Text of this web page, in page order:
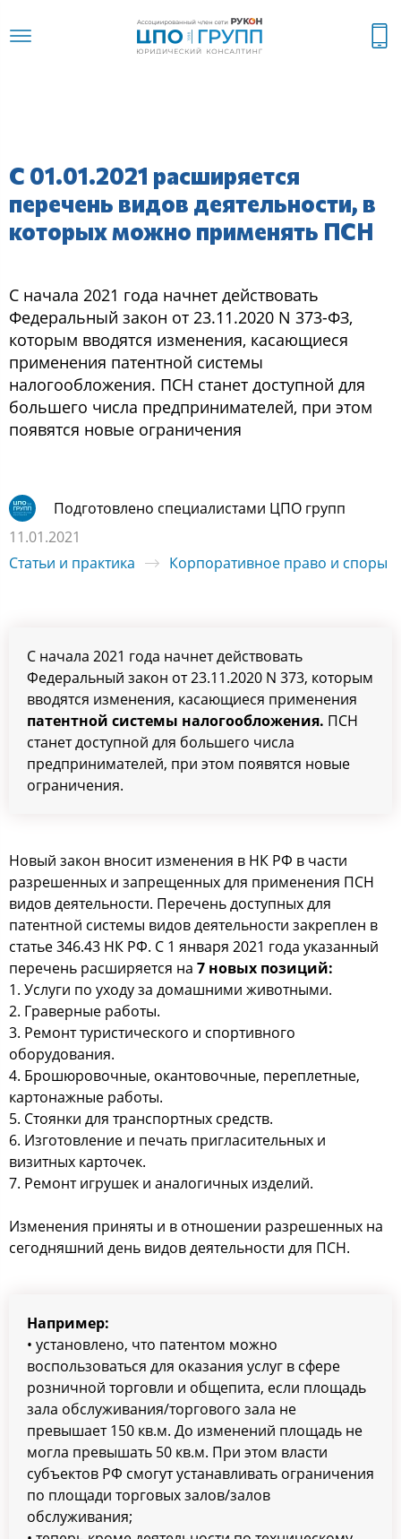
С 01.01.2021 расширяется
перечень видов деятельности, в
которых можно применять ПСН
С начала 2021 года начнет действовать
Федеральный закон от 23.11.2020 N 373-ФЗ,
которым вводятся изменения, касающиеся
применения патентной системы
налогообложения. ПСН станет доступной для
большего числа предпринимателей, при этом
появятся новые ограничения
Подготовлено специалистами ЦПО групп
11.01.2021
Статьи и практика
Корпоративное право и споры
С начала 2021 года начнет действовать
Федеральный закон от 23.11.2020 N 373, которым
вводятся изменения, касающиеся применения
патентной системы налогообложения. ПСН
станет доступной для большего числа
предпринимателей, при этом появятся новые
ограничения.
Новый закон вносит изменения в НК РФ в части
разрешенных и запрещенных для применения ПСН
видов деятельности. Перечень доступных для
патентной системы видов деятельности закреплен в
статье 346.43 НК РФ. С 1 января 2021 года указанный
перечень расширяется на 7 новых позиций:
1. Услуги по уходу за домашними животными.
2. Граверные работы.
3. Ремонт туристического и спортивного
оборудования.
4. Брошюровочные, окантовочные, переплетные,
картонажные работы.
5. Стоянки для транспортных средств.
6. Изготовление и печать пригласительных и
визитных карточек.
7. Ремонт игрушек и аналогичных изделий.
Изменения приняты и в отношении разрешенных на
сегодняшний день видов деятельности для ПСН.
Например:
• установлено, что патентом можно
воспользоваться для оказания услуг в сфере
розничной торговли и общепита, если площадь
зала обслуживания/торгового зала не
превышает 150 кв.м. До изменений площадь не
могла превышать 50 кв.м. При этом власти
субъектов РФ смогут устанавливать ограничения
по площади торговых залов/залов
обслуживания;